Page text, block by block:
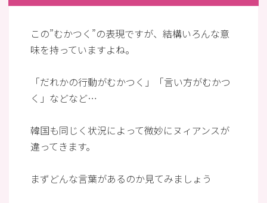
この”むかつく”の表現ですが、結構いろんな意
味を持っていますよね。
「だれかの行動がむかつく」「言い方がむかつ
く」などなど…
韓国も同じく状況によって微妙にヌィアンスが
違ってきます。
まずどんな言葉があるのか見てみましょう